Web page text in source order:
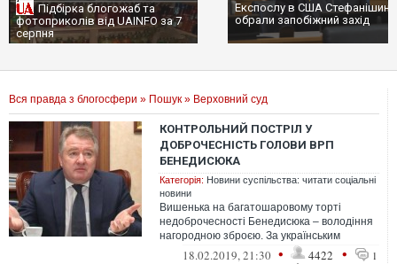
Підбірка блогожаб та
фотоприколів від UAINFO за 7
серпня
Експослу в США
обрали запобіжний захід
Вся правда з блогосфери » Пошук » Верховний суд
КОНТРОЛЬНИЙ ПОСТРІЛ У
ДОБРОЧЕСНІСТЬ ГОЛОВИ ВРП
БЕНЕДИСЮКА
Категорія: Новини суспільства: читати соціальні
новини
Вишенька на багатошаровому торті
недоброчесності Бенедисюка – володіння
нагородною зброєю. За українським
законодавством суддя не має права
18.02.2019, 21:30 • 4422 • 1